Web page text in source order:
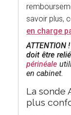
savoir plus,
en charge
ATTENTION
doit être
périnéale
en cabinet.
La sonde
plus